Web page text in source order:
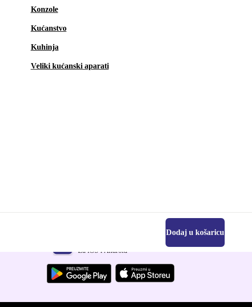
Konzole
Kućanstvo
Kuhinja
Veliki kućanski aparati
Dodaj u košaricu
Za iOS i Android